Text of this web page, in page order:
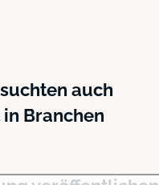
auch
Branchen